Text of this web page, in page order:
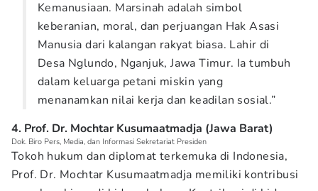
Kemanusiaan. Marsinah adalah simbol
keberanian, moral, dan perjuangan Hak Asasi
Manusia dari kalangan rakyat biasa. Lahir di
Desa Nglundo, Nganjuk, Jawa Timur. Ia tumbuh
dalam keluarga petani miskin yang
menanamkan nilai kerja dan keadilan sosial.”
4. Prof. Dr. Mochtar Kusumaatmadja (Jawa Barat)
Dok. Biro Pers, Media, dan Informasi Sekretariat Presiden
Tokoh hukum dan diplomat terkemuka di Indonesia,
Prof. Dr. Mochtar Kusumaatmadja memiliki kontribusi